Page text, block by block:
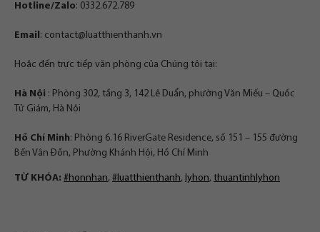
Hotline/Zalo: 0332.672.789
Email: contact@luatthienthanh.vn
Hoặc đến trực tiếp văn phòng của Chúng tôi tại:
Hà Nội : Phòng 302, tầng 3, 142 Lê Duẩn, phường Văn Miếu – Quốc
Tử Giám, Hà Nội
Hồ Chí Minh: Phòng 6.16 RiverGate Residence, số 151 – 155 đường
Bến Vân Đồn, Phường Khánh Hội, Hồ Chí Minh
TỪ KHÓA: #honnhan, #luatthienthanh, lyhon, thuantinhlyhon